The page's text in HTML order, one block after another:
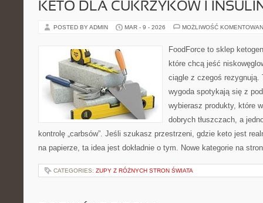
KETO DLA CUKRZYKÓW I
POSTED BY ADMIN MAR - 9 - 2026 MOŻLIWOŚĆ
FoodForce to sklep
które chcą jeść
ciągle z czegoś rezygnują.
wygoda spotykają się z
wybierasz produkty, które
dobrych tłuszczach, a
kontrolę „carbsów”. Jeśli szukasz przestrzeni, gdzie keto jest
na papierze, ta idea jest dokładnie o tym. Nowe kategorie na
CATEGORIES: ZUPY Z RÓŻNYCH STRON ŚWIATA